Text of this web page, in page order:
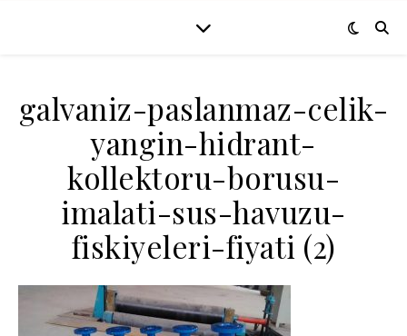
galvaniz-paslanmaz-celik-
yangin-hidrant-
kollektoru-borusu-
imalati-sus-havuzu-
fiskiyeleri-fiyati (2)